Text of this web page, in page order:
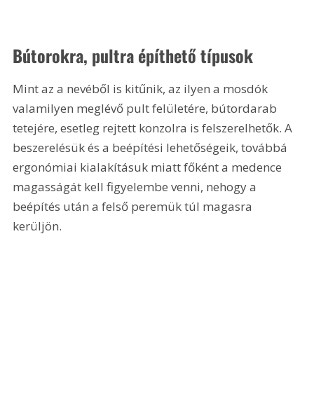
Bútorokra, pultra építhető típusok
Mint az a nevéből is kitűnik, az ilyen a mosdók
valamilyen meglévő pult felületére, bútordarab
tetejére, esetleg rejtett konzolra is felszerelhetők. A
beszerelésük és a beépítési lehetőségeik, továbbá
ergonómiai kialakításuk miatt főként a medence
magasságát kell figyelembe venni, nehogy a
beépítés után a felső peremük túl magasra
kerüljön.